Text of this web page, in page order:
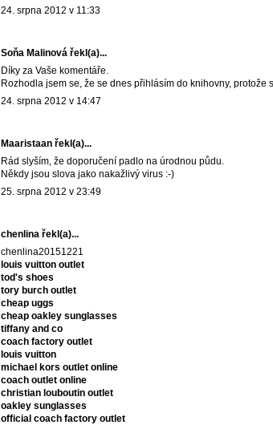
24. srpna 2012 v 11:33
Soňa Malinová řekl(a)...
Díky za Vaše komentáře.
Rozhodla jsem se, že se dnes přihlásím do knihovny, protože
24. srpna 2012 v 14:47
Maaristaan řekl(a)...
Rád slyším, že doporučení padlo na úrodnou půdu.
Někdy jsou slova jako nakažlivý virus :-)
25. srpna 2012 v 23:49
chenlina řekl(a)...
chenlina20151221
louis vuitton outlet
tod's shoes
tory burch outlet
cheap uggs
cheap oakley sunglasses
tiffany and co
coach factory outlet
louis vuitton
michael kors outlet online
coach outlet online
christian louboutin outlet
oakley sunglasses
official coach factory outlet